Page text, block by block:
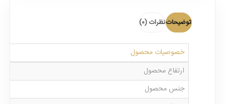
توضیحاتنظرات (0)
خصوصیات محصول
ارتفاع محصول
جنس محصول